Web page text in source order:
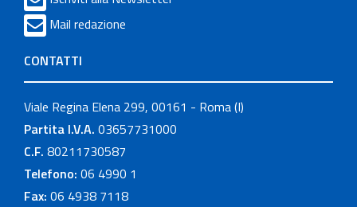
Mail redazione
CONTATTI
Viale Regina Elena 299, 00161 - Roma (I)
Partita I.V.A. 03657731000
C.F. 80211730587
Telefono: 06 4990 1
Fax: 06 4938 7118